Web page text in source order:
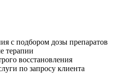
с подбором дозы препаратов
терапии
восстановления
по запросу клиента